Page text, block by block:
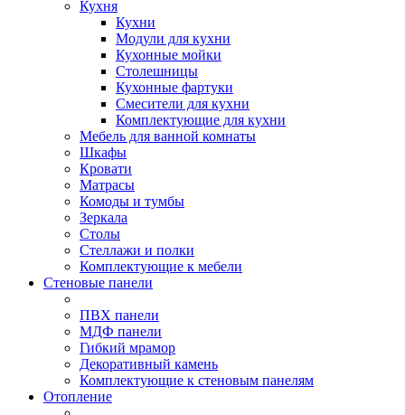
Кухня
Кухни
Модули для кухни
Кухонные мойки
Столешницы
Кухонные фартуки
Смесители для кухни
Комплектующие для кухни
Мебель для ванной комнаты
Шкафы
Кровати
Матрасы
Комоды и тумбы
Зеркала
Столы
Стеллажи и полки
Комплектующие к мебели
Стеновые панели
ПВХ панели
МДФ панели
Гибкий мрамор
Декоративный камень
Комплектующие к стеновым панелям
Отопление